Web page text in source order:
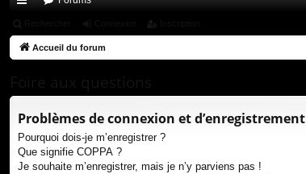
co
ci
s
Accueil du forum
Problèmes de connexion et d’enregistrement
Pourquoi dois-je m’enregistrer ?
Que signifie COPPA ?
Je souhaite m’enregistrer, mais je n’y parviens pas !